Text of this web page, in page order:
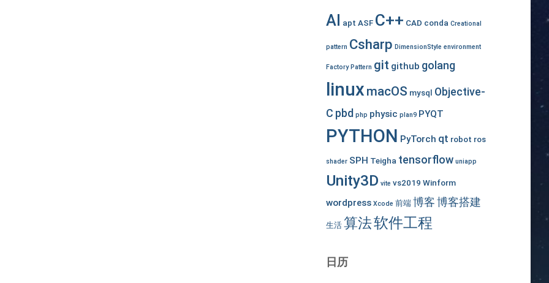
AI apt ASF C++ CAD conda Creational
pattern Csharp DimensionStyle environment
Factory Pattern git github golang
linux macOS mysql Objective-
C pbd php physic plan9 PYQT
PYTHON PyTorch qt robot ros
shader SPH Teigha tensorflow uniapp
Unity3D vite vs2019 Winform
wordpress Xcode 前端 博客博客搭建
生活 算法软件工程
日历